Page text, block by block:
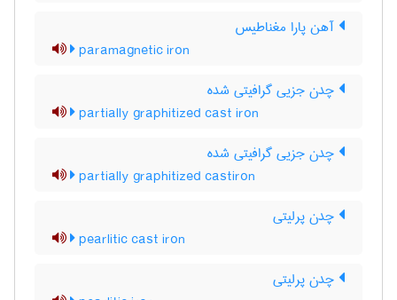
آهن پارا مغناطیس
paramagnetic iron
چدن جزیی گرافیتی شده
partially graphitized cast iron
چدن جزیی گرافیتی شده
partially graphitized castiron
چدن پرلیتی
pearlitic cast iron
چدن پرلیتی